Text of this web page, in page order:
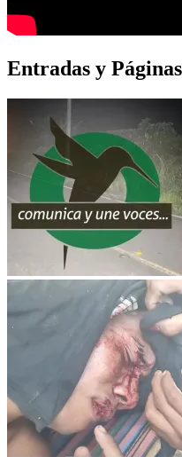
Entradas y